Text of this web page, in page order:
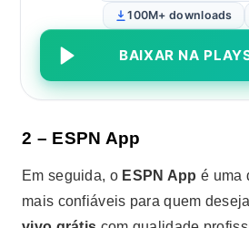
100M+ downloads
BAIXAR NA
2 – ESPN App
Em seguida, o ESPN App é uma
mais confiáveis para quem deseja